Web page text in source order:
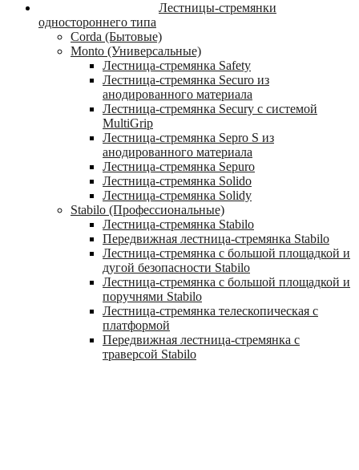
Лестницы-стремянки
одностороннего типа
Corda (Бытовые)
Monto (Универсальные)
Лестница-стремянка Safety
Лестница-стремянка Securo из
анодированного материала
Лестница-стремянка Secury с системой
MultiGrip
Лестница-стремянка Sepro S из
анодированного материала
Лестница-стремянка Sepuro
Лестница-стремянка Solido
Лестница-стремянка Solidy
Stabilo (Профессиональные)
Лестница-стремянка Stabilo
Передвижная лестница-стремянка Stabilo
Лестница-стремянка с большой площадкой и
дугой безопасности Stabilo
Лестница-стремянка с большой площадкой и
поручнями Stabilo
Лестница-стремянка телескопическая с
платформой
Передвижная лестница-стремянка с
траверсой Stabilo